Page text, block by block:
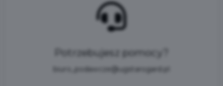
Potrzebujesz pomocy?
biuro_podawcze@ugstarogard.pl